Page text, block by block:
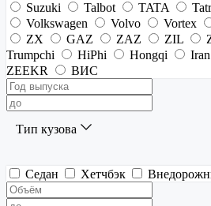
Suzuki
Talbot TATA
Volkswagen
Volvo Vortex
ZX
GAZ ZAZ ZIL
Trumpchi
HiPhi Hongqi
ZEEKR
ВИС
Тип кузова
Седан Хетчбэк